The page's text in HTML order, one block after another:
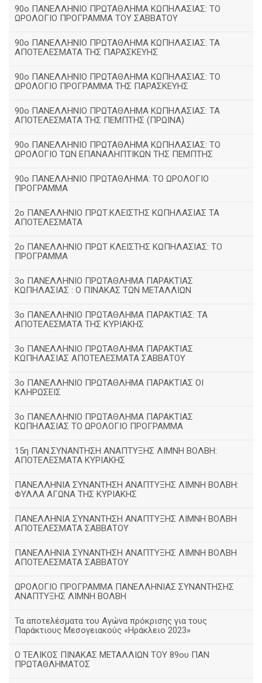
90ο ΠΑΝΕΛΛΗΝΙΟ ΠΡΩΤΑΘΛΗΜΑ ΚΩΠΗΛΑΣΙΑΣ: ΤΟ
ΩΡΟΛΟΓΙΟ ΠΡΟΓΡΑΜΜΑ ΤΟΥ ΣΑΒΒΑΤΟΥ
90ο ΠΑΝΕΛΛΗΝΙΟ ΠΡΩΤΑΘΛΗΜΑ ΚΩΠΗΛΑΣΙΑΣ: ΤΑ
ΑΠΟΤΕΛΕΣΜΑΤΑ ΤΗΣ ΠΑΡΑΣΚΕΥΗΣ
90ο ΠΑΝΕΛΛΗΝΙΟ ΠΡΩΤΑΘΛΗΜΑ ΚΩΠΗΛΑΣΙΑΣ: ΤΟ
ΩΡΟΛΟΓΙΟ ΠΡΟΓΡΑΜΜΑ ΤΗΣ ΠΑΡΑΣΚΕΥΗΣ
90ο ΠΑΝΕΛΛΗΝΙΟ ΠΡΩΤΑΘΛΗΜΑ ΚΩΠΗΛΑΣΙΑΣ: ΤΑ
ΑΠΟΤΕΛΕΣΜΑΤΑ ΤΗΣ ΠΕΜΠΤΗΣ (ΠΡΩΙΝΑ)
90o ΠΑΝΕΛΛΗΝΙΟ ΠΡΩΤΑΘΛΗΜΑ ΚΩΠΗΛΑΣΙΑΣ: ΤΟ
ΩΡΟΛΟΓΙΟ ΤΩΝ ΕΠΑΝΑΛΗΠΤΙΚΩΝ ΤΗΣ ΠΕΜΠΤΗΣ
90ο ΠΑΝΕΛΛΗΝΙΟ ΠΡΩΤΑΘΛΗΜΑ: ΤΟ ΩΡΟΛΟΓΙΟ
ΠΡΟΓΡΑΜΜΑ
2ο ΠΑΝΕΛΛΗΝΙΟ ΠΡΩΤ.ΚΛΕΙΣΤΗΣ ΚΩΠΗΛΑΣΙΑΣ ΤΑ
ΑΠΟΤΕΛΕΣΜΑΤΑ
2ο ΠΑΝΕΛΛΗΝΙΟ ΠΡΩΤ ΚΛΕΙΣΤΗΣ ΚΩΠΗΛΑΣΙΑΣ: ΤΟ
ΠΡΟΓΡΑΜΜΑ
3ο ΠΑΝΕΛΛΗΝΙΟ ΠΡΩΤΑΘΛΗΜΑ ΠΑΡΑΚΤΙΑΣ
ΚΩΠΗΛΑΣΙΑΣ : Ο ΠΙΝΑΚΑΣ ΤΩΝ ΜΕΤΑΛΛΙΩΝ
3o ΠΑΝΕΛΛΗΝΙΟ ΠΡΩΤΑΘΛΗΜΑ ΠΑΡΑΚΤΙΑΣ: ΤΑ
ΑΠΟΤΕΛΕΣΜΑΤΑ ΤΗΣ ΚΥΡΙΑΚΗΣ
3ο ΠΑΝΕΛΛΗΝΙΟ ΠΡΩΤΑΘΛΗΜΑ ΠΑΡΑΚΤΙΑΣ
ΚΩΠΗΛΑΣΙΑΣ ΑΠΟΤΕΛΕΣΜΑΤΑ ΣΑΒΒΑΤΟΥ
3ο ΠΑΝΕΛΛΗΝΙΟ ΠΡΩΤΑΘΛΗΜΑ ΠΑΡΑΚΤΙΑΣ ΟΙ
ΚΛΗΡΩΣΕΙΣ
3ο ΠΑΝΕΛΛΗΝΙΟ ΠΡΩΤΑΘΛΗΜΑ ΠΑΡΑΚΤΙΑΣ
ΚΩΠΗΛΑΣΙΑΣ ΤΟ ΩΡΟΛΟΓΙΟ ΠΡΟΓΡΑΜΜΑ
15η ΠΑΝ.ΣΥΝΑΝΤΗΣΗ ΑΝΑΠΤΥΞΗΣ ΛΙΜΝΗ ΒΟΛΒΗ:
ΑΠΟΤΕΛΕΣΜΑΤΑ ΚΥΡΙΑΚΗΣ
ΠΑΝΕΛΛΗΝΙΑ ΣΥΝΑΝΤΗΣΗ ΑΝΑΠΤΥΞΗΣ ΛΙΜΝΗ ΒΟΛΒΗ:
ΦΥΛΛΑ ΑΓΩΝΑ ΤΗΣ ΚΥΡΙΑΚΗΣ
ΠΑΝΕΛΛΗΝΙΑ ΣΥΝΑΝΤΗΣΗ ΑΝΑΠΤΥΞΗΣ ΛΙΜΝΗ ΒΟΛΒΗ
ΑΠΟΤΕΛΕΣΜΑΤΑ ΣΑΒΒΑΤΟΥ
ΠΑΝΕΛΛΗΝΙΑ ΣΥΝΑΝΤΗΣΗ ΑΝΑΠΤΥΞΗΣ ΛΙΜΝΗ ΒΟΛΒΗ
ΑΠΟΤΕΛΕΣΜΑΤΑ ΣΑΒΒΑΤΟΥ
ΩΡΟΛΟΓΙΟ ΠΡΟΓΡΑΜΜΑ ΠΑΝΕΛΛΗΝΙΑΣ ΣΥΝΑΝΤΗΣΗΣ
ΑΝΑΠΤΥΞΗΣ ΛΙΜΝΗ ΒΟΛΒΗ
Τα αποτελέσματα του Αγώνα πρόκρισης για τους
Παράκτιους Μεσογειακούς «Ηράκλειο 2023»
Ο ΤΕΛΙΚΟΣ ΠΙΝΑΚΑΣ ΜΕΤΑΛΛΙΩΝ ΤΟΥ 89ου ΠΑΝ
ΠΡΩΤΑΘΛΗΜΑΤΟΣ